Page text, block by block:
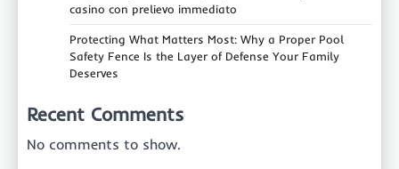
casino con prelievo immediato
Protecting What Matters Most: Why a Proper Pool
Safety Fence Is the Layer of Defense Your Family
Deserves
Recent Comments
No comments to show.